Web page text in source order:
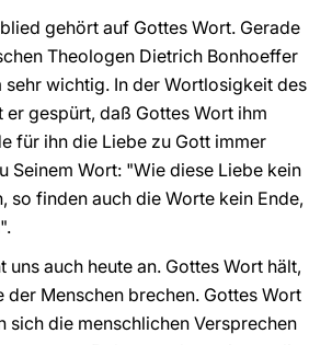
gehört auf Gottes Wort. Gerade
Theologen Dietrich Bonhoeffer
sehr wichtig. In der Wortlosigkeit des
er gespürt, daß Gottes Wort ihm
für ihn die Liebe zu Gott immer
Seinem Wort: "Wie diese Liebe kein
so finden auch die Worte kein Ende,
uns auch heute an. Gottes Wort hält,
der Menschen brechen. Gottes Wort
sich die menschlichen Versprechen